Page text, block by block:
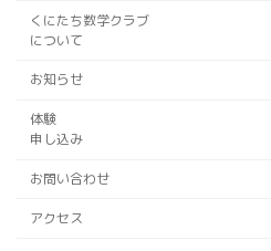
くにたち数学クラブ
について
お知らせ
体験
申し込み
お問い合わせ
アクセス